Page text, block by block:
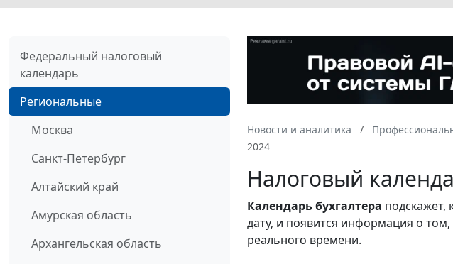
Федеральный налоговый
календарь
Региональные
Москва
Санкт-Петербург
Алтайский край
Амурская область
Архангельская область
Новости и аналитика
2024
Налоговый
Календарьбухгалтера
дату, и появится информация о
реального времени.